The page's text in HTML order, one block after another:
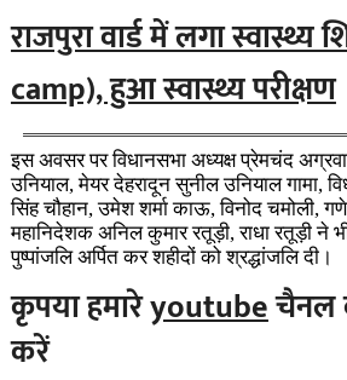
राजपुरा वार्ड में लगा स्वास्थ्य
camp), हुआ स्वास्थ्य परीक्षण
इस अवसर पर विधानसभा अध्यक्ष प्रेमचंद
उनियाल, मेयर देहरादून सुनील उनियाल गामा,
सिंह चौहान, उमेश शर्मा काऊ, विनोद चमोली,
महानिदेशक अनिल कुमार रतूड़ी, राधा रतूड़ी ने
पुष्पांजलि अर्पित कर शहीदों को श्रद्धांजलि दी।
कृपया हमारेyoutubeचैनल
करें